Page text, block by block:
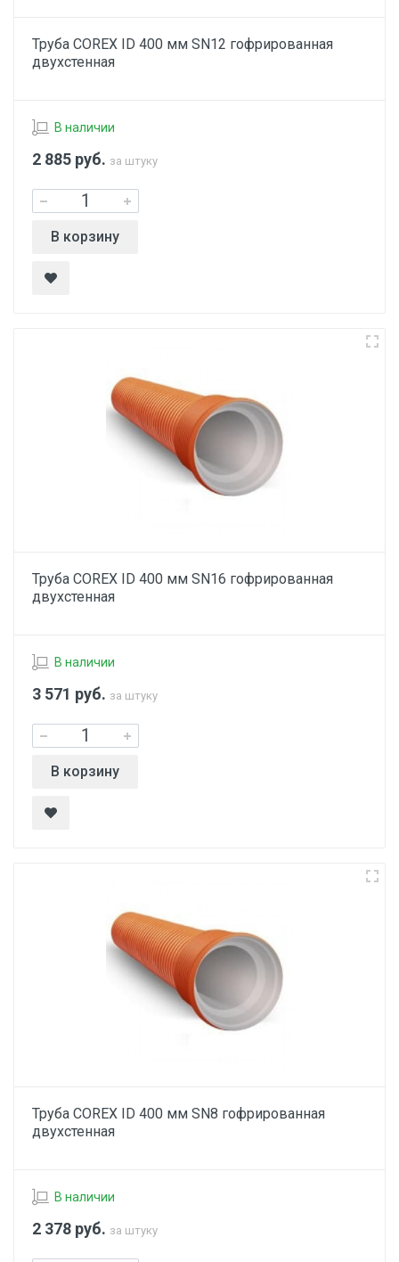
Труба COREX ID 400 мм SN12 гофрированная
двухстенная
В наличии
2 885 руб. за штуку
В корзину
Труба COREX ID 400 мм SN16 гофрированная
двухстенная
В наличии
3 571 руб. за штуку
В корзину
Труба COREX ID 400 мм SN8 гофрированная
двухстенная
В наличии
2 378 руб. за штуку